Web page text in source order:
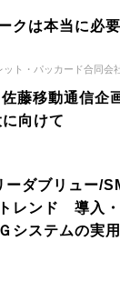
クは本当に必
ト・パッカード合同会
佐藤移動通信企
向けて
ーダブリュー/
レンド 導入
システムの実